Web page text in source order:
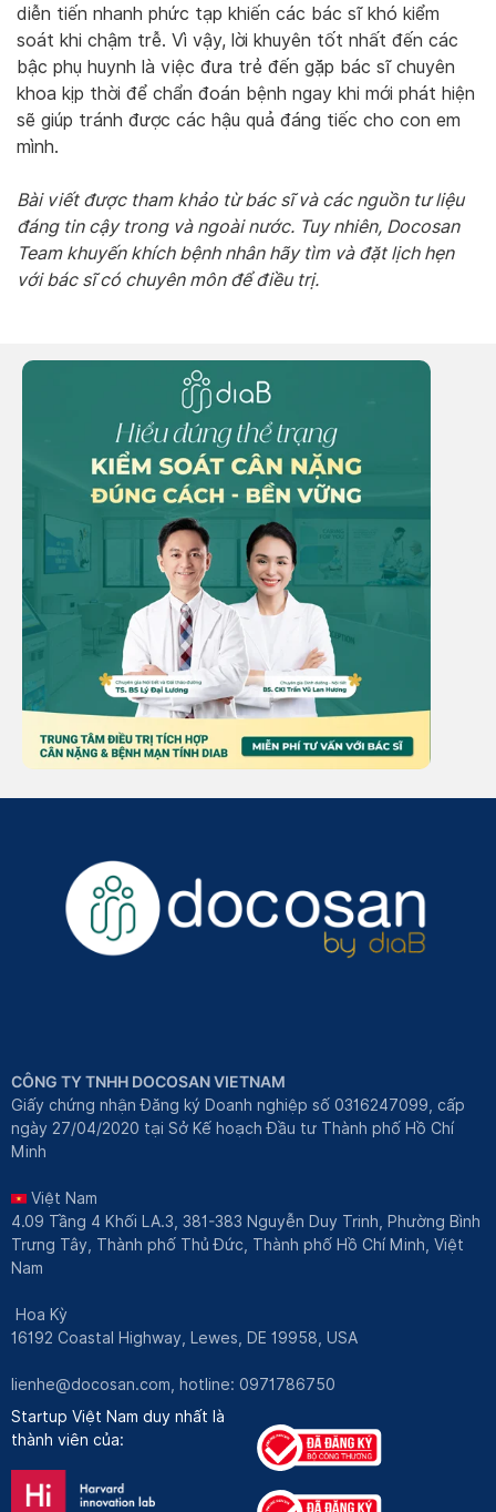
diễn tiến nhanh phức tạp khiến các bác sĩ khó kiểm
soát khi chậm trễ. Vì vậy, lời khuyên tốt nhất đến các
bậc phụ huynh là việc đưa trẻ đến gặp bác sĩ chuyên
khoa kịp thời để chẩn đoán bệnh ngay khi mới phát hiện
sẽ giúp tránh được các hậu quả đáng tiếc cho con em
mình.
Bài viết được tham khảo từ bác sĩ và các nguồn tư liệu
đáng tin cậy trong và ngoài nước. Tuy nhiên, Docosan
Team khuyến khích bệnh nhân hãy tìm và đặt lịch hẹn
với bác sĩ có chuyên môn để điều trị.
CÔNG TY TNHH DOCOSAN VIETNAM
Giấy chứng nhận Đăng ký Doanh nghiệp số 0316247099, cấp
ngày 27/04/2020 tại Sở Kế hoạch Đầu tư Thành phố Hồ Chí
Minh
Việt Nam
4.09 Tầng 4 Khối LA.3, 381-383 Nguyễn Duy Trinh, Phường Bình
Trưng Tây, Thành phố Thủ Đức, Thành phố Hồ Chí Minh, Việt
Nam
Hoa Kỳ
16192 Coastal Highway, Lewes, DE 19958, USA
lienhe@docosan.com , hotline: 0971786750
Startup Việt Nam duy nhất là
thành viên của: